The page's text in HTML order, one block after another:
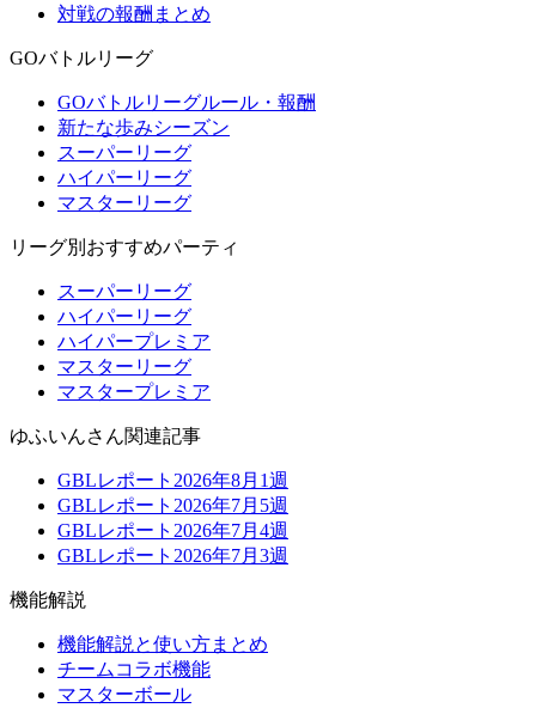
対戦の報酬まとめ
GOバトルリーグ
GOバトルリーグルール・報酬
新たな歩みシーズン
スーパーリーグ
ハイパーリーグ
マスターリーグ
リーグ別おすすめパーティ
スーパーリーグ
ハイパーリーグ
ハイパープレミア
マスターリーグ
マスタープレミア
ゆふいんさん関連記事
GBLレポート2026年8月1週
GBLレポート2026年7月5週
GBLレポート2026年7月4週
GBLレポート2026年7月3週
機能解説
機能解説と使い方まとめ
チームコラボ機能
マスターボール